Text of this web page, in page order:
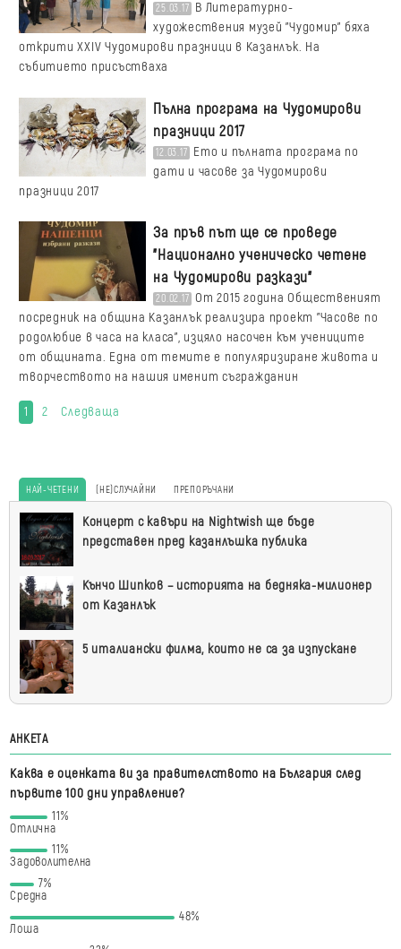
25.03.17 В Литературно-
художествения музей "Чудомир" бяха
открити ХХIV Чудомирови празници в Казанлък. На
събитието присъстваха
Пълна програма на Чудомирови
празници 2017
12.03.17 Ето и пълната програма по
дати и часове за Чудомирови
празници 2017
За пръв път ще се проведе
"Национално ученическо четене
на Чудомирови разкази"
20.02.17 От 2015 година Общественият
посредник на община Казанлък реализира проект "Часове по
родолюбие в часа на класа", изцяло насочен към учениците
от общината. Една от темите е популяризиране живота и
творчеството на нашия именит съгражданин
1 2 Следваща
НАЙ-ЧЕТЕНИ (НЕ)СЛУЧАЙНИ ПРЕПОРЪЧАНИ
Най-
четени
Концерт с кавъри на Nightwish ще бъде
представен пред казанлъшка публика
Кънчо Шипков – историята на бедняка-милионер
от Казанлък
5 италиански филма, които не са за изпускане
АНКЕТА
Каква е оценката ви за правителството на България след
първите 100 дни управление?
11%
Отлична
11%
Задоволителна
7%
Средна
48%
Лоша